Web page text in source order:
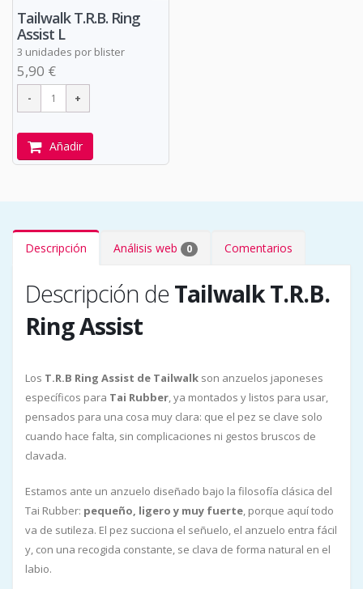
Tailwalk T.R.B. Ring
Assist L
3 unidades por blister
5,90 €
Añadir
Descripción Análisis web 0 Comentarios
Descripción deTailwalk T.R.B.
Ring Assist
Los T.R.B Ring Assist de Tailwalk son anzuelos japoneses
específicos para Tai Rubber, ya montados y listos para usar,
pensados para una cosa muy clara: que el pez se clave solo
cuando hace falta, sin complicaciones ni gestos bruscos de
clavada.
Estamos ante un anzuelo diseñado bajo la filosofía clásica del
Tai Rubber: pequeño, ligero y muy fuerte, porque aquí todo
va de sutileza. El pez succiona el señuelo, el anzuelo entra fácil
y, con una recogida constante, se clava de forma natural en el
labio.